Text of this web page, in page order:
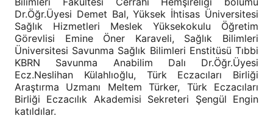
Dr.Öğr.Üyesi Demet Bal, Yüksek İhtisas Üniversitesi
Sağlık Hizmetleri Meslek Yüksekokulu Öğretim
Görevlisi Emine Öner Karaveli, Sağlık Bilimleri
Üniversitesi Savunma Sağlık Bilimleri Enstitüsü Tıbbi
KBRN Savunma Anabilim Dalı Dr.Öğr.Üyesi
Ecz.Neslihan Külahlıoğlu, Türk Eczacıları Birliği
Araştırma Uzmanı Meltem Türker, Türk Eczacıları
Birliği Eczacılık Akademisi Sekreteri Şengül Engin
katıldılar.